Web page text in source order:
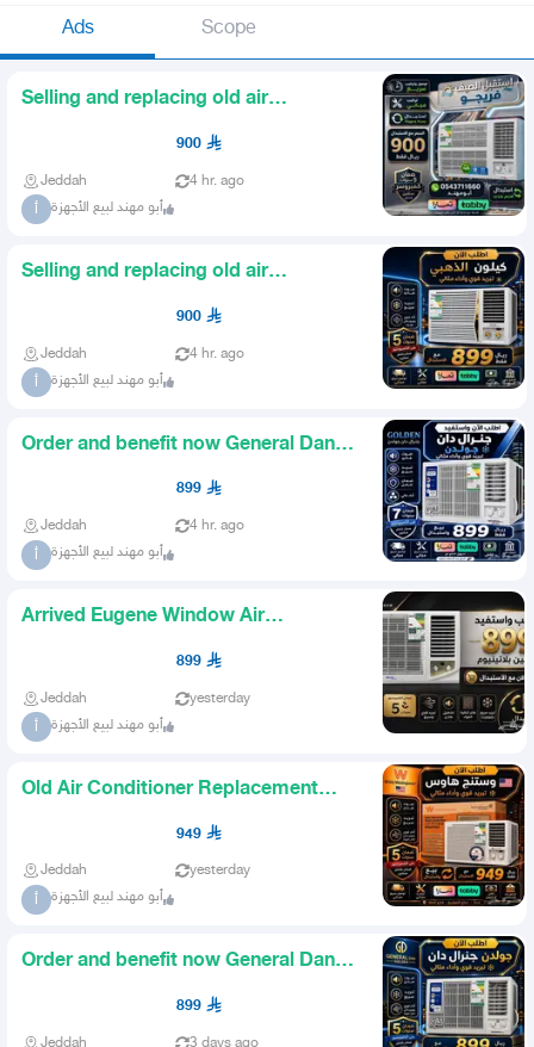
Ads Scope
Selling and replacing old air
conditioners 899 Frigo Plus ai
900
Jeddah 4 hr. ago
أ أبو مهند لبيع الأجهزة
Selling and replacing old air
conditioners 899 Free delivery
900
Jeddah 4 hr. ago
أ أبو مهند لبيع الأجهزة
Order and benefit now General Dan
899
Jeddah 4 hr. ago
أ أبو مهند لبيع الأجهزة
Arrived Eugene Window Air
Conditioner 18 Unit Platinum The a
899
Jeddah yesterday
أ أبو مهند لبيع الأجهزة
Old Air Conditioner Replacement
949
Jeddah yesterday
أ أبو مهند لبيع الأجهزة
Order and benefit now General Dan
Golden with replacement 89
899
Jeddah 3 days ago